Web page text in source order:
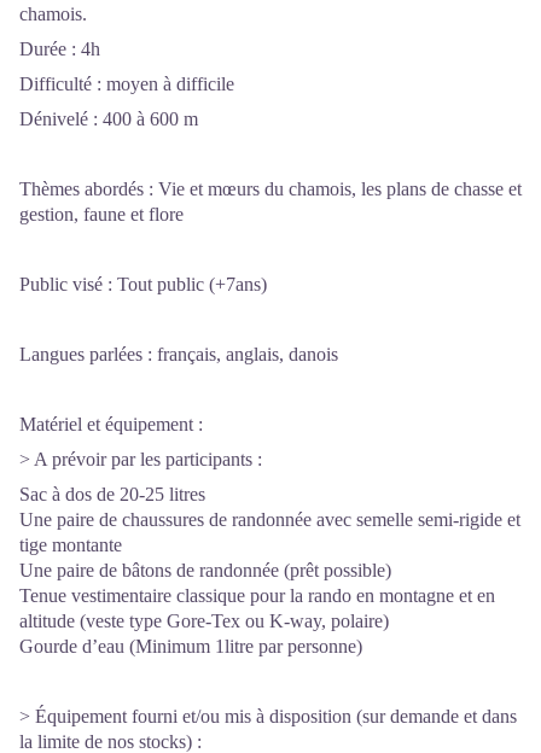
chamois.
Durée : 4h
Difficulté : moyen à difficile
Dénivelé : 400 à 600 m
Thèmes abordés : Vie et mœurs du chamois, les plans de chasse et
gestion, faune et flore
Public visé : Tout public (+7ans)
Langues parlées : français, anglais, danois
Matériel et équipement :
> A prévoir par les participants :
Sac à dos de 20-25 litres
Une paire de chaussures de randonnée avec semelle semi-rigide et
tige montante
Une paire de bâtons de randonnée (prêt possible)
Tenue vestimentaire classique pour la rando en montagne et en
altitude (veste type Gore-Tex ou K-way, polaire)
Gourde d’eau (Minimum 1litre par personne)
> Équipement fourni et/ou mis à disposition (sur demande et dans
la limite de nos stocks) :